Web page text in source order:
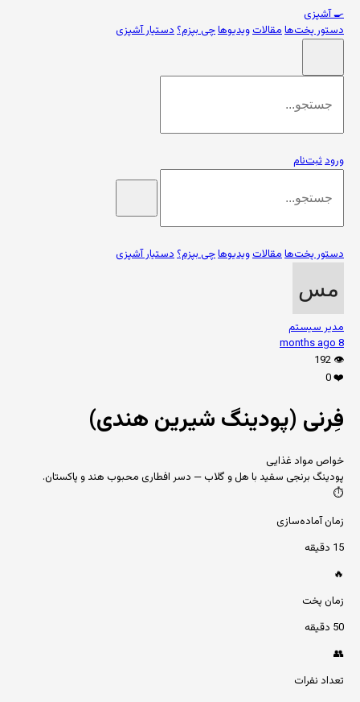
🍳آشپزی
دستور پخت‌هامقالاتویدیوهاچی بپزم؟دستیار آشپزی
ورودثبت‌نام
دستور پخت‌هامقالاتویدیوهاچی بپزم؟دستیار آشپزی
مدیر سیستم
8 months ago
👁️
192
❤️
0
فِرنی (پودینگ شیرین هندی)
خواص مواد غذایی
پودینگ برنجی سفید با هل و گلاب — دسر افطاری محبوب هند و پاکستان.
⏱️
زمان آماده‌سازی
15 دقیقه
🔥
زمان پخت
50 دقیقه
👥
تعداد نفرات